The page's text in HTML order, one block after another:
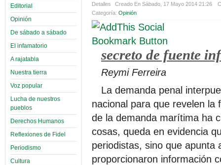
Editorial
Opinión
De sábado a sábado
El infamatorio
A rajatabla
Nuestra tierra
Voz popular
Lucha de nuestros
pueblos
Derechos Humanos
Reflexiones de Fidel
Periodismo
Cultura
Detalles Creado En Sábado, 17 Mayo 2014 21:26
Categoría: Opinión
secreto de fuente
Reymi Ferreira
La demanda penal
nacional para que revelen la
de la demanda marítima ha
cosas, queda en evidencia
periodistas, sino que apunta
proporcionaron información